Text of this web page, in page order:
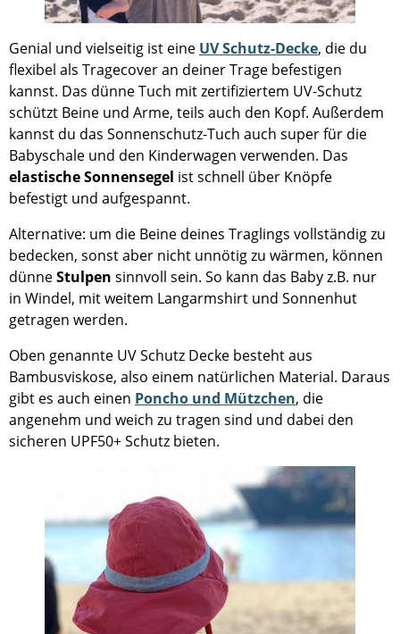
Genial und vielseitig ist eine UV Schutz-Decke, die du
flexibel als Tragecover an deiner Trage befestigen
kannst. Das dünne Tuch mit zertifiziertem UV-Schutz
schützt Beine und Arme, teils auch den Kopf. Außerdem
kannst du das Sonnenschutz-Tuch auch super für die
Babyschale und den Kinderwagen verwenden. Das
elastische Sonnensegel ist schnell über Knöpfe
befestigt und aufgespannt.
Alternative: um die Beine deines Traglings vollständig zu
bedecken, sonst aber nicht unnötig zu wärmen, können
dünneStulpen sinnvoll sein. So kann das Baby z.B. nur
in Windel, mit weitem Langarmshirt und Sonnenhut
getragen werden.
Oben genannte UV Schutz Decke besteht aus
Bambusviskose, also einem natürlichen Material. Daraus
gibt es auch einen Poncho und Mützchen, die
angenehm und weich zu tragen sind und dabei den
sicheren UPF50+ Schutz bieten.